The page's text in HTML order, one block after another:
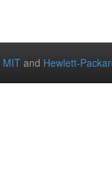
MIT and Hewlett-